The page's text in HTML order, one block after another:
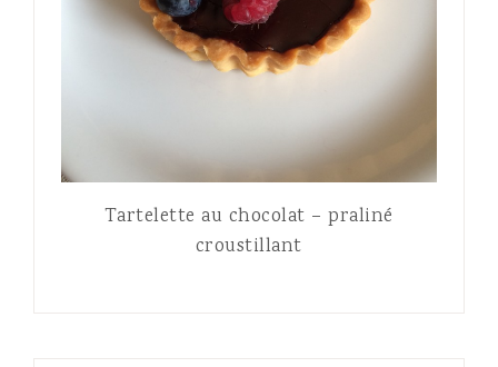
Tartelette au chocolat – praliné
croustillant